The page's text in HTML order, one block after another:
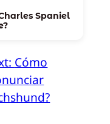
Spaniel
Cómo